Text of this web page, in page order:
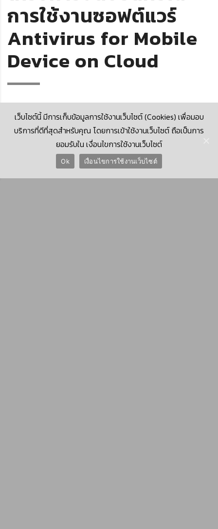
การใช้งานซอฟต์แวร์
Antivirus for Mobile
Device on Cloud
© 2026 Krungthai Computer Services Co., Ltd. (KTCS)
เว็บไซต์นี้ มีการเก็บข้อมูลการใช้งานเว็บไซต์ (Cookies) เพื่อมอบ
บริการที่ดีที่สุดสำหรับคุณ โดยการเข้าใช้งานเว็บไซต์ ถือเป็นการ
ยอมรับใน เงื่อนไขการใช้งานเว็บไซต์
Ok เงื่อนไขการใช้งานเว็บไซต์